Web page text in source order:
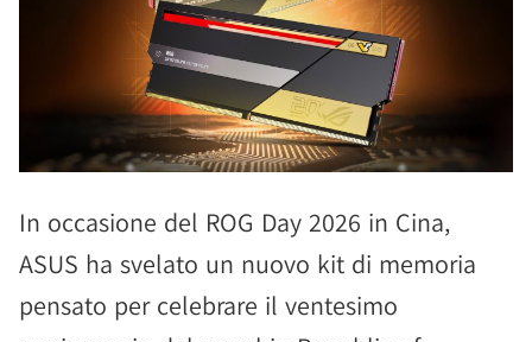
In occasione del ROG Day 2026 in Cina,
ASUS ha svelato un nuovo kit di memoria
pensato per celebrare il ventesimo